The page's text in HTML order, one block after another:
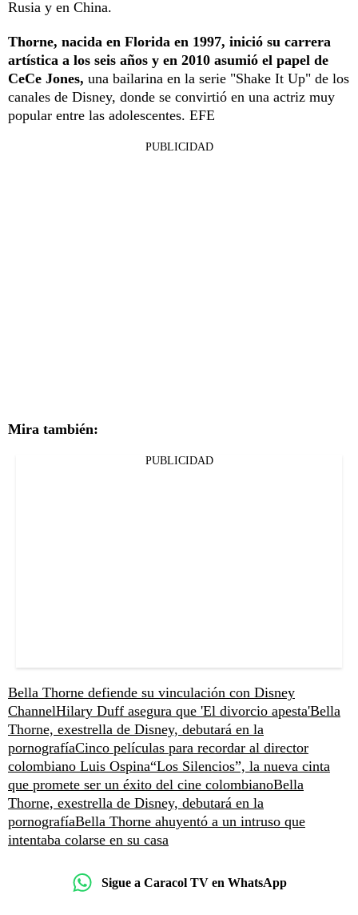
Rusia y en China.
Thorne, nacida en Florida en 1997, inició su carrera
artística a los seis años y en 2010 asumió el papel de
CeCe Jones, una bailarina en la serie "Shake It Up" de los
canales de Disney, donde se convirtió en una actriz muy
popular entre las adolescentes. EFE
PUBLICIDAD
Mira también:
PUBLICIDAD
Bella Thorne defiende su vinculación con Disney
ChannelHilary Duff asegura que 'El divorcio apesta'Bella
Thorne, exestrella de Disney, debutará en la
pornografíaCinco películas para recordar al director
colombiano Luis Ospina“Los Silencios”, la nueva cinta
que promete ser un éxito del cine colombianoBella
Thorne, exestrella de Disney, debutará en la
pornografíaBella Thorne ahuyentó a un intruso que
intentaba colarse en su casa
Sigue a Caracol TV en WhatsApp